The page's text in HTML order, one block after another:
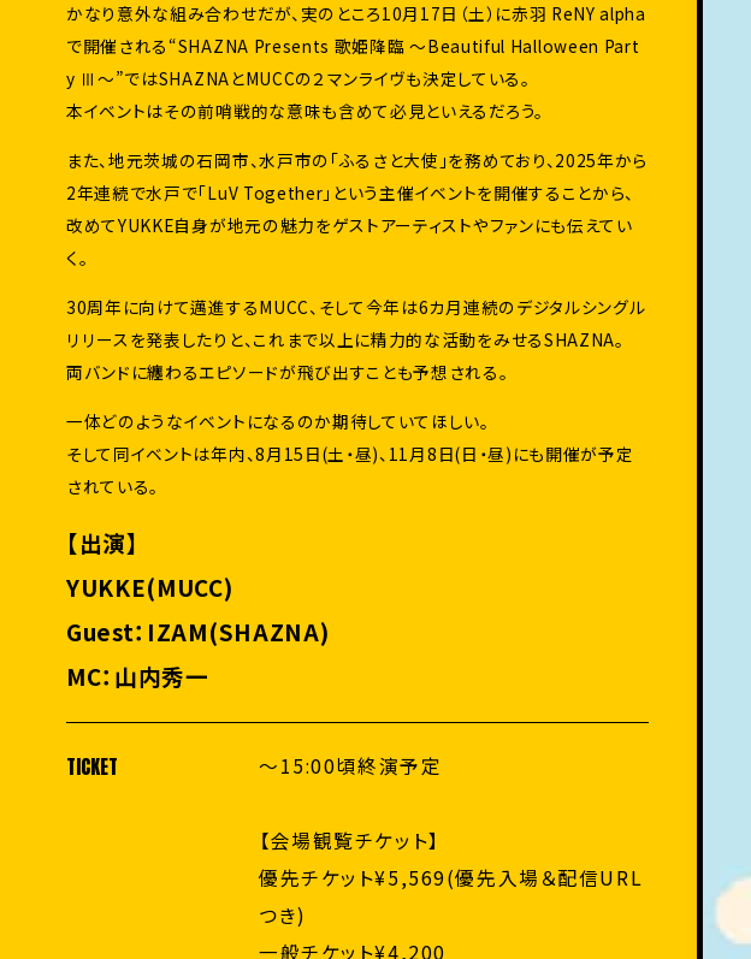
かなり意外な組み合わせだが、実のところ10月17日（土）に赤羽 ReNY alpha
で開催される“SHAZNA Presents 歌姫降臨 〜Beautiful Halloween Part
y Ⅲ〜”ではSHAZNAとMUCCの２マンライヴも決定している。
本イベントはその前哨戦的な意味も含めて必見といえるだろう。
また、地元茨城の石岡市、水戸市の「ふるさと大使」を務めており、2025年から
2年連続で水戸で「LuV Together」という主催イベントを開催することから、
改めてYUKKE自身が地元の魅力をゲストアーティストやファンにも伝えてい
く。
30周年に向けて邁進するMUCC、そして今年は6カ月連続のデジタルシングル
リリースを発表したりと、これまで以上に精力的な活動をみせるSHAZNA。
両バンドに纏わるエピソードが飛び出すことも予想される。
一体どのようなイベントになるのか期待していてほしい。
そして同イベントは年内、8月15日(土・昼)、11月8日(日・昼)にも開催が予定
されている。
【出演】
YUKKE(MUCC)
Guest：IZAM(SHAZNA)
MC：山内秀一
TICKET 〜15:00頃終演予定
【会場観覧チケット】
優先チケット¥5,569(優先入場＆配信URL
つき)
一般チケット¥4,200